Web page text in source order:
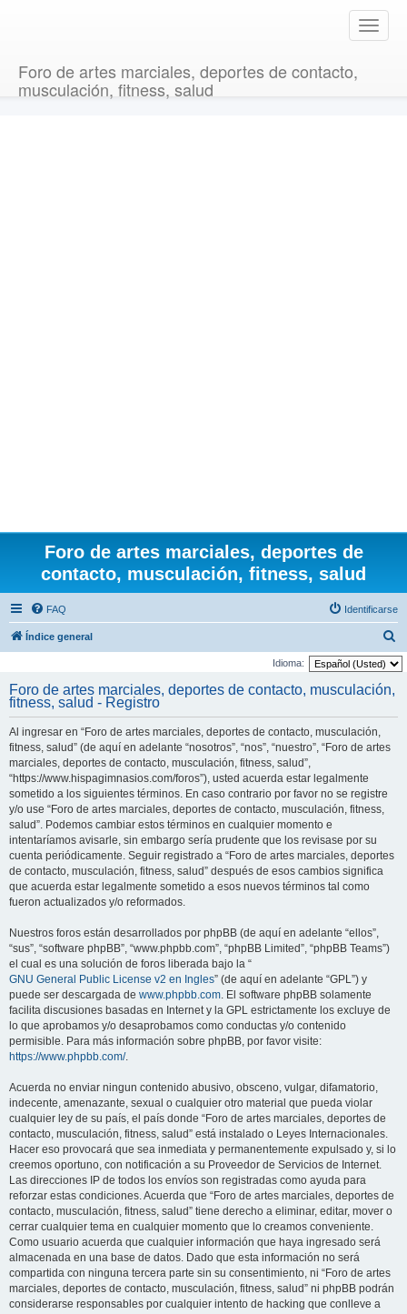
T
o
Foro de artes marciales, deportes de contacto,
musculación, fitness, salud
Foro de artes marciales, deportes de
contacto, musculación, fitness, salud
FAQ Identificarse
Índice general
u
Idioma:
Foro de artes marciales, deportes de contacto, musculación,
fitness, salud - Registro
Al ingresar en “Foro de artes marciales, deportes de contacto, musculación,
fitness, salud” (de aquí en adelante “nosotros”, “nos”, “nuestro”, “Foro de artes
marciales, deportes de contacto, musculación, fitness, salud”,
“https://www.hispagimnasios.com/foros”), usted acuerda estar legalmente
sometido a los siguientes términos. En caso contrario por favor no se registre
y/o use “Foro de artes marciales, deportes de contacto, musculación, fitness,
salud”. Podemos cambiar estos términos en cualquier momento e
intentaríamos avisarle, sin embargo sería prudente que los revisase por su
cuenta periódicamente. Seguir registrado a “Foro de artes marciales, deportes
de contacto, musculación, fitness, salud” después de esos cambios significa
que acuerda estar legalmente sometido a esos nuevos términos tal como
fueron actualizados y/o reformados.
Nuestros foros están desarrollados por phpBB (de aquí en adelante “ellos”,
“sus”, “software phpBB”, “www.phpbb.com”, “phpBB Limited”, “phpBB Teams”)
el cual es una solución de foros liberada bajo la “
GNU General Public License v2 en Ingles” (de aquí en adelante “GPL”) y
puede ser descargada de www.phpbb.com. El software phpBB solamente
facilita discusiones basadas en Internet y la GPL estrictamente los excluye de
lo que aprobamos y/o desaprobamos como conductas y/o contenido
permisible. Para más información sobre phpBB, por favor visite:
https://www.phpbb.com/.
Acuerda no enviar ningun contenido abusivo, obsceno, vulgar, difamatorio,
indecente, amenazante, sexual o cualquier otro material que pueda violar
cualquier ley de su país, el país donde “Foro de artes marciales, deportes de
contacto, musculación, fitness, salud” está instalado o Leyes Internacionales.
Hacer eso provocará que sea inmediata y permanentemente expulsado y, si lo
creemos oportuno, con notificación a su Proveedor de Servicios de Internet.
Las direcciones IP de todos los envíos son registradas como ayuda para
reforzar estas condiciones. Acuerda que “Foro de artes marciales, deportes de
contacto, musculación, fitness, salud” tiene derecho a eliminar, editar, mover o
cerrar cualquier tema en cualquier momento que lo creamos conveniente.
Como usuario acuerda que cualquier información que haya ingresado será
almacenada en una base de datos. Dado que esta información no será
compartida con ninguna tercera parte sin su consentimiento, ni “Foro de artes
marciales, deportes de contacto, musculación, fitness, salud” ni phpBB podrán
considerarse responsables por cualquier intento de hacking que conlleve a